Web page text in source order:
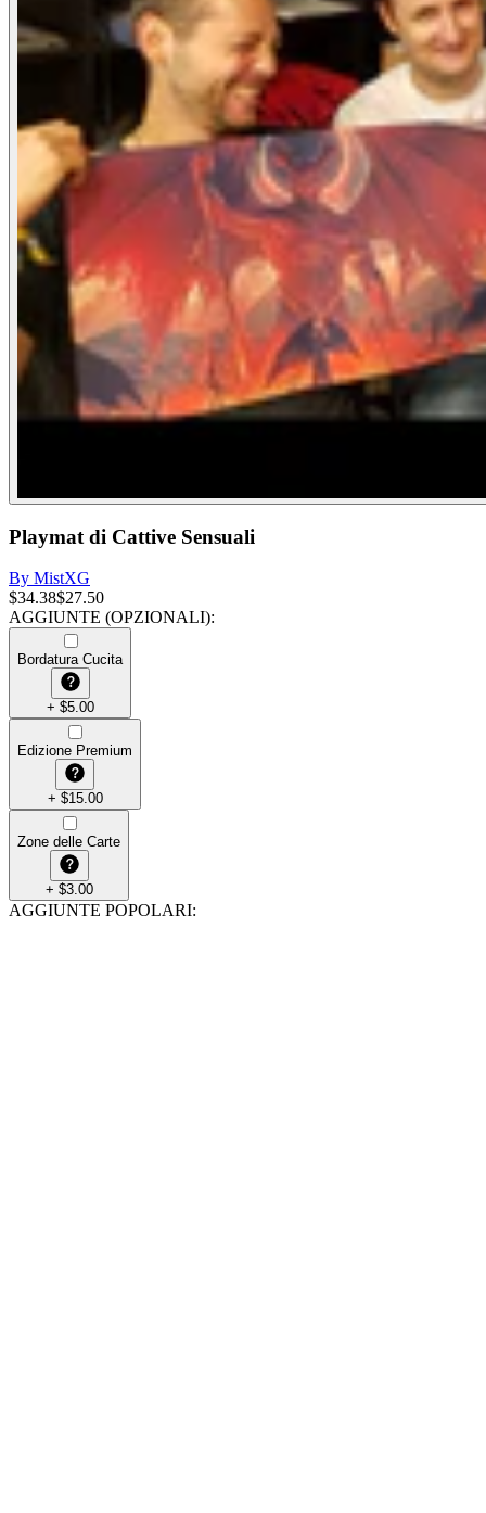
Playmat di Cattive Sensuali
By MistXG
$34.38$27.50
AGGIUNTE (OPZIONALI):
Bordatura Cucita
+ $5.00
Edizione Premium
+ $15.00
Zone delle Carte
+ $3.00
AGGIUNTE POPOLARI: